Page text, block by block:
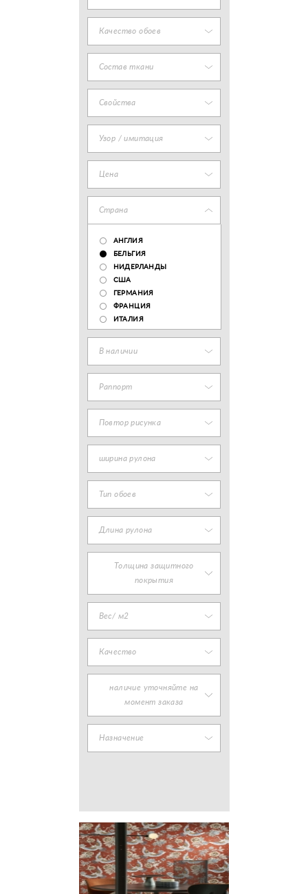
Качество обоев
Состав ткани
Свойства
Узор / имитация
Цена
Страна
АНГЛИЯ
БЕЛЬГИЯ
НИДЕРЛАНДЫ
США
ГЕРМАНИЯ
ФРАНЦИЯ
ИТАЛИЯ
В наличии
Раппорт
Повтор рисунка
ширина рулона
Тип обоев
Длина рулона
Толщина защитного
покрытия
Вес/ м2
Качество
наличие уточняйте на
момент заказа
Назначение